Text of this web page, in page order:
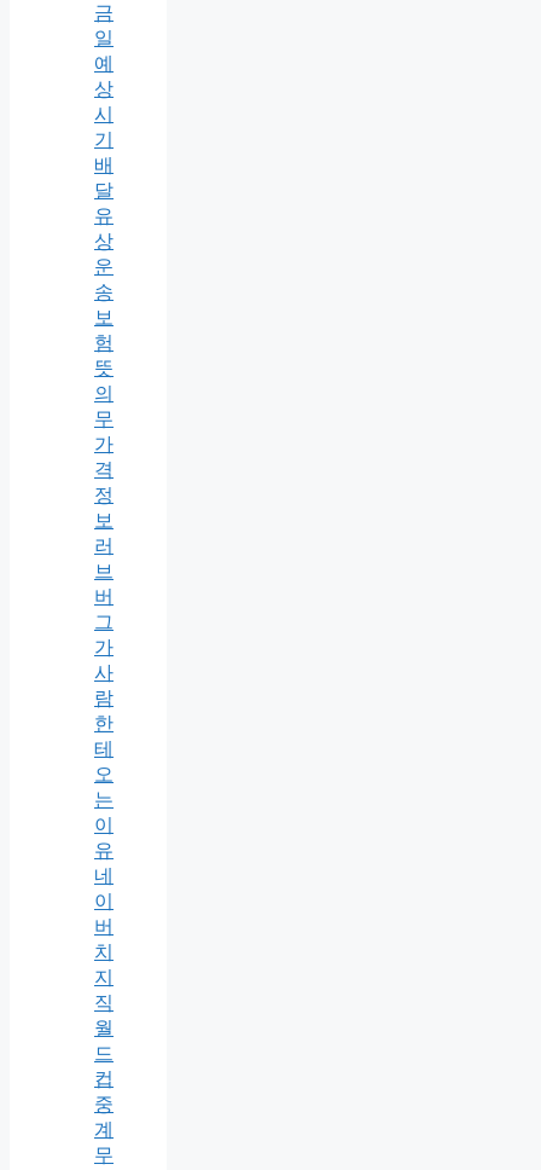
금
일
예
상
시
기
배
달
유
상
운
송
보
험
뜻
의
무
가
격
정
보
러
브
버
그
가
사
람
한
테
오
는
이
유
네
이
버
치
지
직
월
드
컵
중
계
무